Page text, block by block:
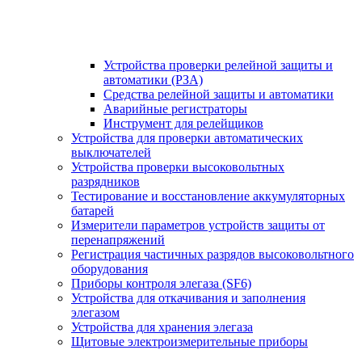
Устройства проверки релейной защиты и
автоматики (РЗА)
Средства релейной защиты и автоматики
Аварийные регистраторы
Инструмент для релейщиков
Устройства для проверки автоматических
выключателей
Устройства проверки высоковольтных
разрядников
Тестирование и восстановление аккумуляторных
батарей
Измерители параметров устройств защиты от
перенапряжений
Регистрация частичных разрядов высоковольтного
оборудования
Приборы контроля элегаза (SF6)
Устройства для откачивания и заполнения
элегазом
Устройства для хранения элегаза
Щитовые электроизмерительные приборы